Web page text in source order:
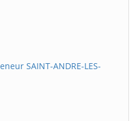
SAINT-ANDRE-LES-